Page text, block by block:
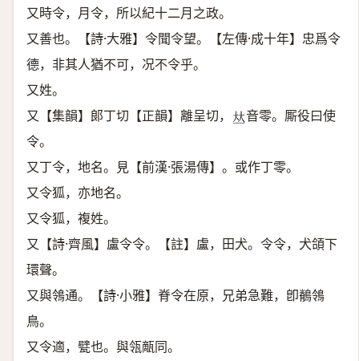
又時令，月令，所以紀十二月之政。
又善也。【詩·大雅】令聞令望。【左傳·成十年】忠爲令
德，非其人猶不可，况不令乎。
又姓。
又【集韻】郞丁切【正韻】離呈切， 𠀤音零。厮役曰使
令。
又丁令，地名。見【前漢·張湯傳】。或作丁零。
又令狐，亦地名。
又令狐，複姓。
又【詩·齊風】盧令令。【註】盧，田犬。令令，犬頜下
環聲。
又與鴒通。【詩·小雅】脊令在原，兄弟急難，卽鶺鴒
鳥。
又令適，甓也。與瓴甋同。